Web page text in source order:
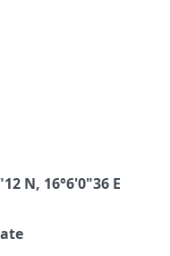
N, 16°6'0"36 E